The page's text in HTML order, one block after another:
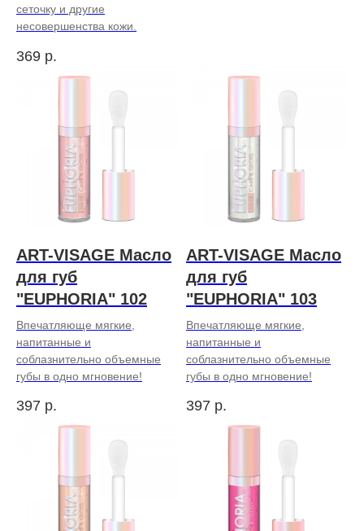
сеточку и другие
несовершенства кожи.
369 р.
ART-VISAGE Масло
для губ
"EUPHORIA" 102
Впечатляюще мягкие,
напитанные и
соблазнительно объемные
губы в одно мгновение!
397 р.
ART-VISAGE Масло
для губ
"EUPHORIA" 103
Впечатляюще мягкие,
напитанные и
соблазнительно объемные
губы в одно мгновение!
397 р.